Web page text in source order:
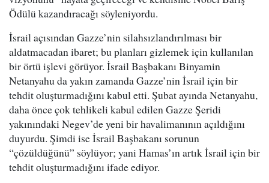
Ödülü kazandıracağı söyleniyordu.
İsrail açısından Gazze’nin silahsızlandırılması bir
aldatmacadan ibaret; bu planları gizlemek için kullanılan
bir örtü işlevi görüyor. İsrail Başbakanı Binyamin
Netanyahu da yakın zamanda Gazze’nin İsrail için bir
tehdit oluşturmadığını kabul etti. Şubat ayında Netanyahu,
daha önce çok tehlikeli kabul edilen Gazze Şeridi
yakınındaki Negev’de yeni bir havalimanının açıldığını
duyurdu. Şimdi ise İsrail Başbakanı sorunun
“çözüldüğünü” söylüyor; yani Hamas’ın artık İsrail için bir
tehdit oluşturmadığını ifade ediyor.